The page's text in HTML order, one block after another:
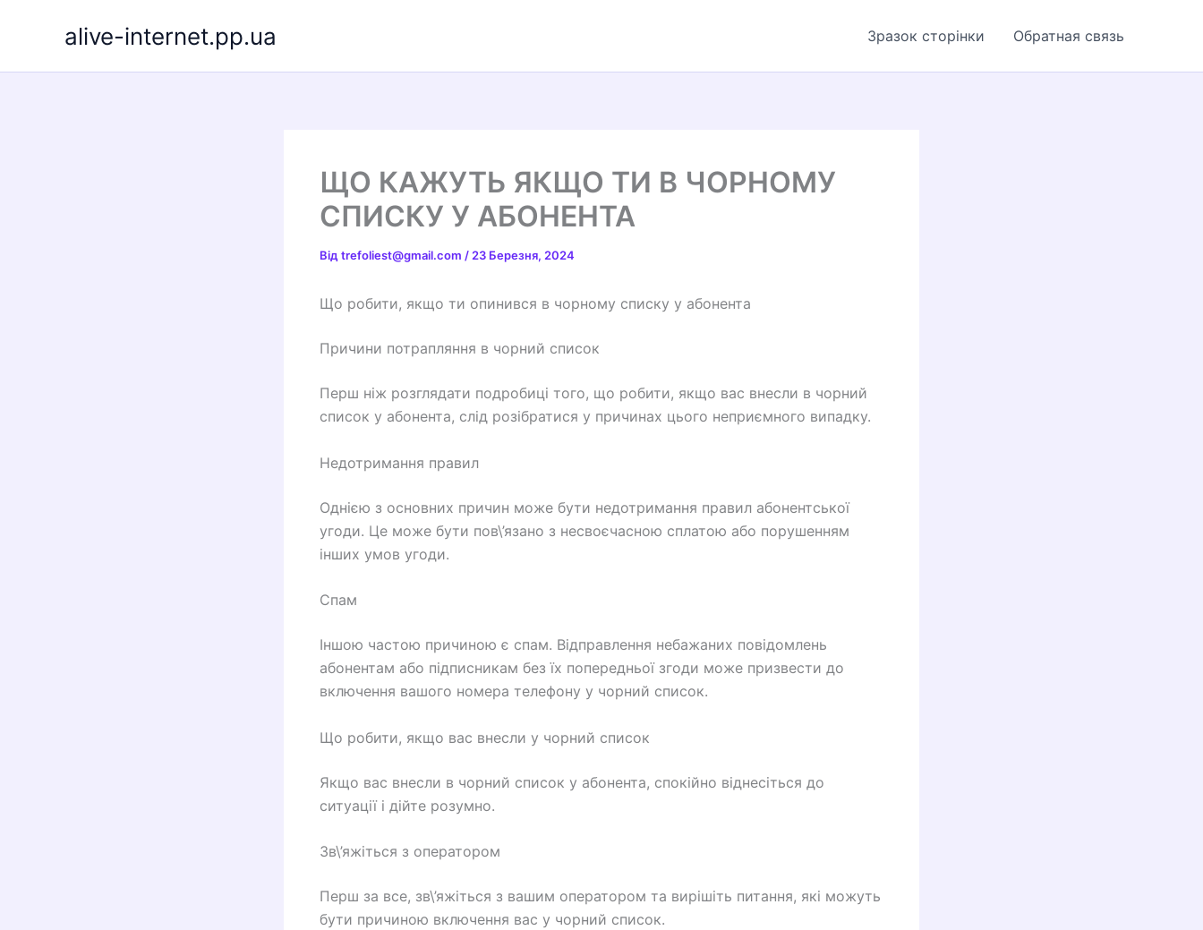
alive-internet.pp.ua Зразок сторінки Обратная связь
ЩО КАЖУТЬ ЯКЩО ТИ В ЧОРНОМУ
СПИСКУ У АБОНЕНТА
Від trefoliest@gmail.com / 23 Березня, 2024
Що робити, якщо ти опинився в чорному списку у абонента
Причини потрапляння в чорний список
Перш ніж розглядати подробиці того, що робити, якщо вас внесли в чорний
список у абонента, слід розібратися у причинах цього неприємного випадку.
Недотримання правил
Однією з основних причин може бути недотримання правил абонентської
угоди. Це може бути пов\’язано з несвоєчасною сплатою або порушенням
інших умов угоди.
Спам
Іншою частою причиною є спам. Відправлення небажаних повідомлень
абонентам або підписникам без їх попередньої згоди може призвести до
включення вашого номера телефону у чорний список.
Що робити, якщо вас внесли у чорний список
Якщо вас внесли в чорний список у абонента, спокійно віднесіться до
ситуації і дійте розумно.
Зв\’яжіться з оператором
Перш за все, зв\’яжіться з вашим оператором та вирішіть питання, які можуть
бути причиною включення вас у чорний список.